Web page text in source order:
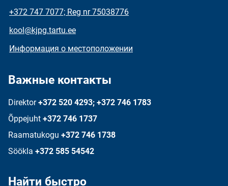
+372 747 7077; Reg nr 75038776
kool@kjpg.tartu.ee
Информация о местоположении
Важные контакты
Direktor +372 520 4293; +372 746 1783
Õppejuht +372 746 1737
Raamatukogu +372 746 1738
Söökla +372 585 54542
Найти быстро